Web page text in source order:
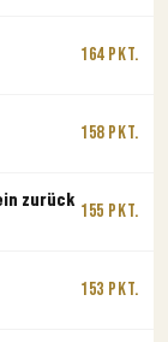
164 Pkt.
158 Pkt.
zurück
155 Pkt.
153 Pkt.